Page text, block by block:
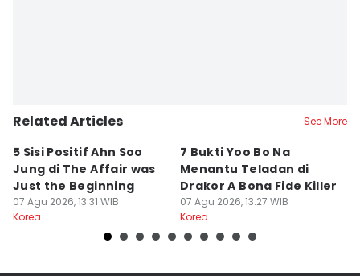
Related Articles See More
5 Sisi Positif Ahn Soo
Jung di The Affair was
Just the Beginning
07 Agu 2026, 13:31 WIB
Korea
7 Bukti Yoo Bo Na
Menantu Teladan di
Drakor A Bona Fide Killer
07 Agu 2026, 13:27 WIB
Korea